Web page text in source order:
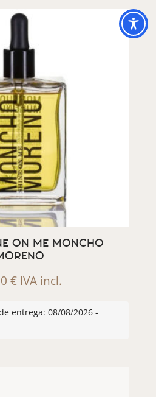
ON ME MONCHO
€ IVA incl.
entrega: 08/08/2026 -